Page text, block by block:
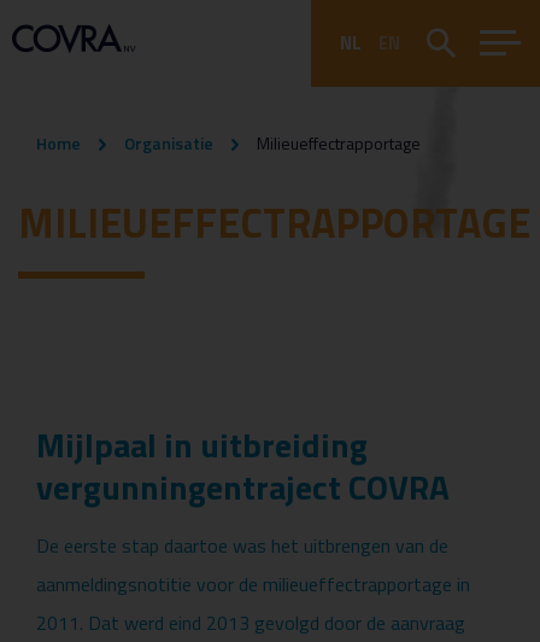
NL EN
Home Organisatie Milieueffectrapportage
MILIEUEFFECTRAPPORTAGE
Mijlpaal in uitbreiding
vergunningentraject COVRA
De eerste stap daartoe was het uitbrengen van de
aanmeldingsnotitie voor de milieueffectrapportage in
2011. Dat werd eind 2013 gevolgd door de aanvraag